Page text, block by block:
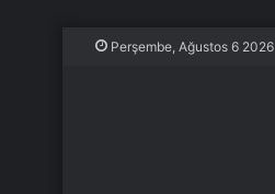
Perşembe, Ağustos 6 2026